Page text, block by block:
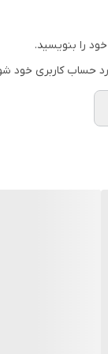
را بنویسید.
حساب کاربری خود